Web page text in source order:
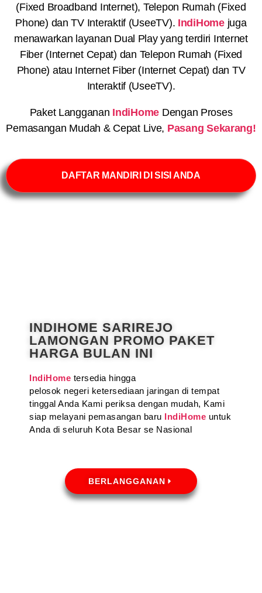
(Fixed Broadband Internet), Telepon Rumah (Fixed
Phone) dan TV Interaktif (UseeTV). IndiHomejuga
menawarkan layanan Dual Play yang terdiri Internet
Fiber (Internet Cepat) dan Telepon Rumah (Fixed
Phone) atau Internet Fiber (Internet Cepat) dan TV
Interaktif (UseeTV).
Paket Langganan IndiHome Dengan Proses
Pemasangan Mudah & Cepat Live, Pasang Sekarang!
DAFTAR MANDIRI DI SISI ANDA
INDIHOME SARIREJO
LAMONGAN PROMO PAKET
HARGA BULAN INI
IndiHome tersedia hingga
pelosok negeri ketersediaan jaringan di tempat
tinggal Anda Kami periksa dengan mudah, Kami
siap melayani pemasangan baru IndiHome untuk
Anda di seluruh Kota Besar se Nasional
BERLANGGANAN